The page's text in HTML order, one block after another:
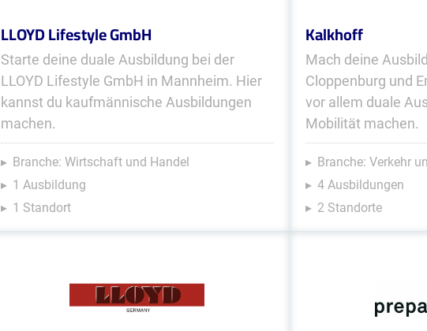
LLOYD Lifestyle GmbH
Starte deine duale Ausbildung bei der
LLOYD Lifestyle GmbH in Mannheim. Hier
kannst du kaufmännische Ausbildungen
machen.
Branche: Wirtschaft und Handel
1 Ausbildung
1 Standort
Kalkhoff
Mach deine
Cloppenburg und
vor allem duale
Mobilität machen.
Branche: Verkehr
4 Ausbildungen
2 Standorte